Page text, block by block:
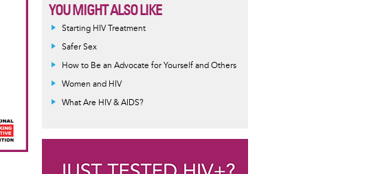
YOU MIGHT ALSO LIKE
Informative
message
Starting HIV Treatment
Safer Sex
How to Be an Advocate for Yourself and Others
Women and HIV
What Are HIV & AIDS?